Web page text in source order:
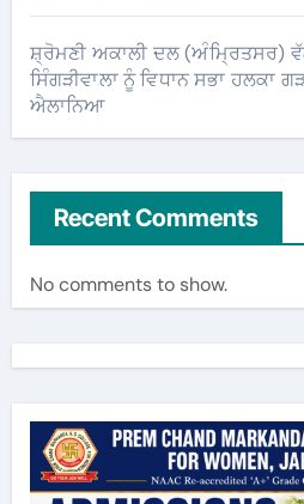
ਸ਼੍ਰੋਮਣੀ ਅਕਾਲੀ ਦਲ (ਅੰਮ੍ਰਿਤਸਰ)
ਸਿੰਗੜੀਵਾਲਾ ਨੂੰ ਵਿਧਾਨ ਸਭਾ ਹਲਕਾ
ਐਲਾਨਿਆ
Recent Comments
No comments to show.